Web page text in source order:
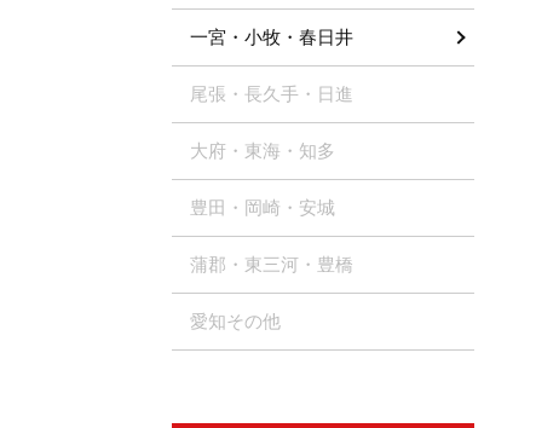
一宮・小牧・春日井
尾張・長久手・日進
大府・東海・知多
豊田・岡崎・安城
蒲郡・東三河・豊橋
愛知その他